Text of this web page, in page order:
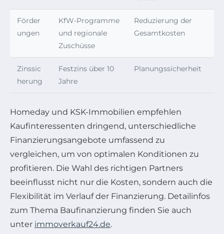
Förder
ungen
KfW-Programme
und regionale
Zuschüsse
Reduzierung der
Gesamtkosten
Zinssic
herung
Festzins über 10
Jahre
Planungssicherheit
Homeday und KSK-Immobilien empfehlen
Kaufinteressenten dringend, unterschiedliche
Finanzierungsangebote umfassend zu
vergleichen, um von optimalen Konditionen zu
profitieren. Die Wahl des richtigen Partners
beeinflusst nicht nur die Kosten, sondern auch die
Flexibilität im Verlauf der Finanzierung. Detailinfos
zum Thema Baufinanzierung finden Sie auch
unter immoverkauf24.de.